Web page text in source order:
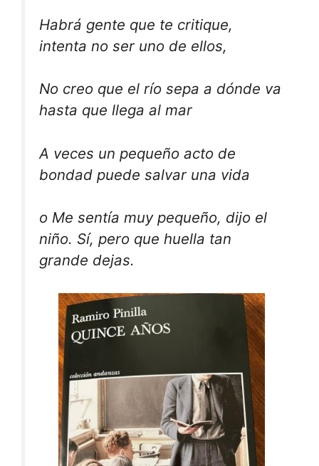
Habrá gente que te critique,
intenta no ser uno de ellos,
No creo que el río sepa a dónde va
hasta que llega al mar
A veces un pequeño acto de
bondad puede salvar una vida
o Me sentía muy pequeño, dijo el
niño. Sí, pero que huella tan
grande dejas.